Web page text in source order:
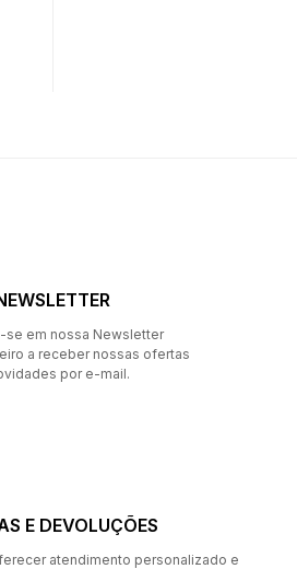
se em nossa Newsletter
a receber nossas ofertas
por e-mail.
E DEVOLUÇÕES
atendimento personalizado e